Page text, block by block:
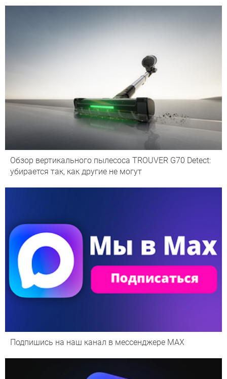
Обзор вертикального пылесоса TROUVER G70 Detect:
убирается так, как другие не могут
Подпишись на наш канал в мессенджере МАХ